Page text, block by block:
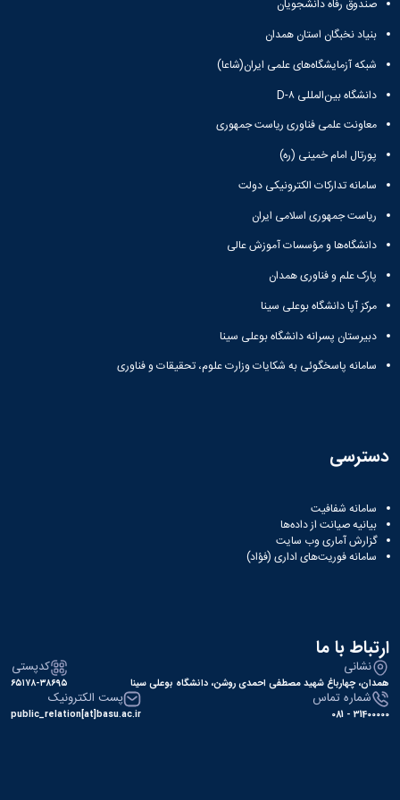
صندوق رفاه دانشجویان
بنیاد نخبگان استان همدان
شبکه آزمایشگاه‌های علمی ایران(شاعا)
دانشگاه بین‌المللی D-۸
معاونت علمی فناوری ریاست جمهوری
پورتال امام خمینی (ره)
سامانه تدارکات الکترونیکی دولت
ریاست جمهوری اسلامی ایران
دانشگاه‌ها و مؤسسات آموزش عالی
پارک علم و فناوری همدان
مرکز آپا دانشگاه بوعلی سینا
دبیرستان پسرانه دانشگاه بوعلی سینا
سامانه پاسخگوئی به شکایات وزارت علوم، تحقیقات و فناوری
دسترسی
سامانه شفافیت
بیانیه صیانت از داده‌ها
گزارش آماری وب‌ سایت
سامانه فوریت‌های اداری (فؤاد)
ارتباط با ما
نشانی
همدان، چهارباغ شهید مصطفی احمدی روشن، دانشگاه بوعلی سینا
کدپستی
۶۵۱۷۸-۳۸۶۹۵
شماره تماس
31400000 - 081
پست الکترونیک
public_relation[at]basu.ac.ir